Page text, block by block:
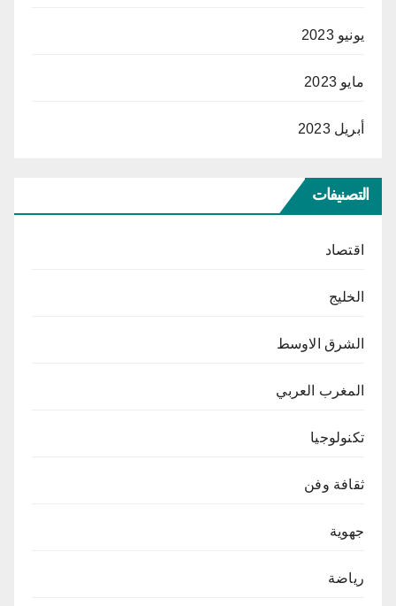
يونيو 2023
مايو 2023
أبريل 2023
التصنيفات
اقتصاد
الخليج
الشرق الاوسط
المغرب العربي
تكنولوجيا
ثقافة وفن
جهوية
رياضة